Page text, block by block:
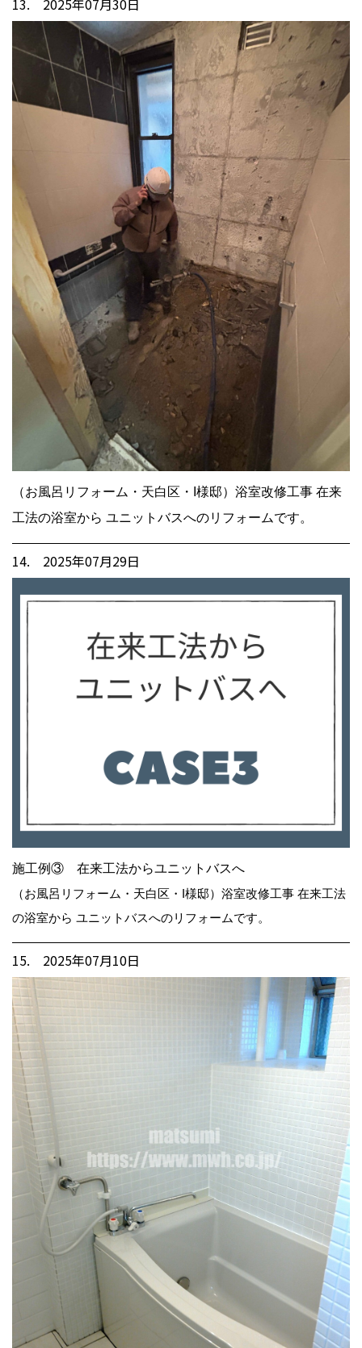
（お風呂リフォーム・天白区・I様邸）浴室改修工事 在来
工法の浴室から ユニットバスへのリフォームです。
14. 2025年07月29日
施工例③ 在来工法からユニットバスへ
（お風呂リフォーム・天白区・I様邸）浴室改修工事 在来工法
の浴室から ユニットバスへのリフォームです。
15. 2025年07月10日